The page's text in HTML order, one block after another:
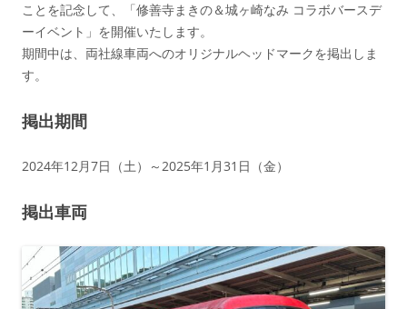
ことを記念して、「修善寺まきの＆城ヶ崎なみ コラボバースデ
ーイベント」を開催いたします。
期間中は、両社線車両へのオリジナルヘッドマークを掲出しま
す。
掲出期間
2024年12月7日（土）～2025年1月31日（金）
掲出車両